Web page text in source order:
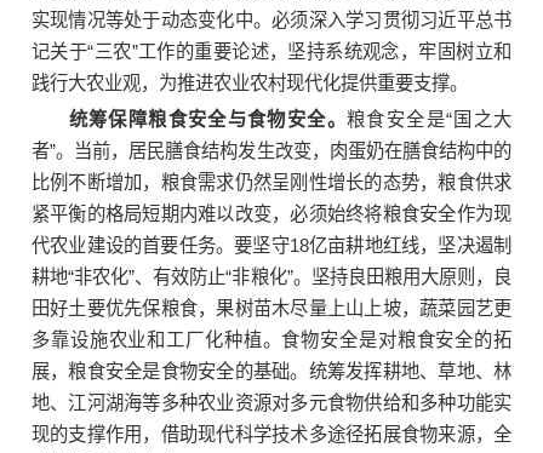
实现情况等处于动态变化中。必须深入学习贯彻习近平总书
记关于“三农”工作的重要论述，坚持系统观念，牢固树立和
践行大农业观，为推进农业农村现代化提供重要支撑。
统筹保障粮食安全与食物安全。 粮食安全是“国之大
者”。当前，居民膳食结构发生改变，肉蛋奶在膳食结构中的
比例不断增加，粮食需求仍然呈刚性增长的态势，粮食供求
紧平衡的格局短期内难以改变，必须始终将粮食安全作为现
代农业建设的首要任务。要坚守18亿亩耕地红线，坚决遏制
耕地“非农化”、有效防止“非粮化”。坚持良田粮用大原则，良
田好土要优先保粮食，果树苗木尽量上山上坡，蔬菜园艺更
多靠设施农业和工厂化种植。食物安全是对粮食安全的拓
展，粮食安全是食物安全的基础。统筹发挥耕地、草地、林
地、江河湖海等多种农业资源对多元食物供给和多种功能实
现的支撑作用，借助现代科学技术多途径拓展食物来源，全